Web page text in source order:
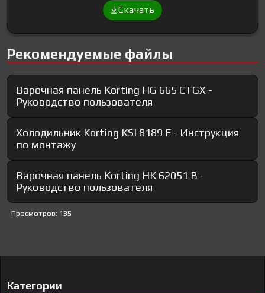
Скачать
Рекомендуемые файлы
Варочная панель Korting HG 665 CTGX -
Руководство пользователя
Холодильник Korting KSI 8189 F - Инструкция
по монтажу
Варочная панель Korting HK 62051 B -
Руководство пользователя
Просмотров: 135
Категории